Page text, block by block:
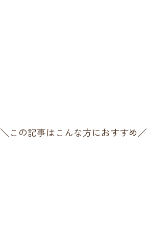
＼この記事はこんな方におすすめ／